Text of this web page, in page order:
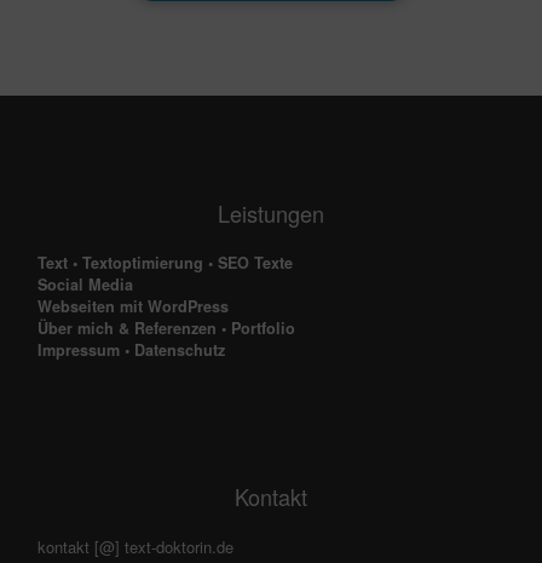
Leistungen
Text• Textoptimierung • SEO Texte
Social Media
Webseiten mit WordPress
Über mich & Referenzen • Portfolio
Impressum• Datenschutz
Kontakt
kontakt [@] text-doktorin.de